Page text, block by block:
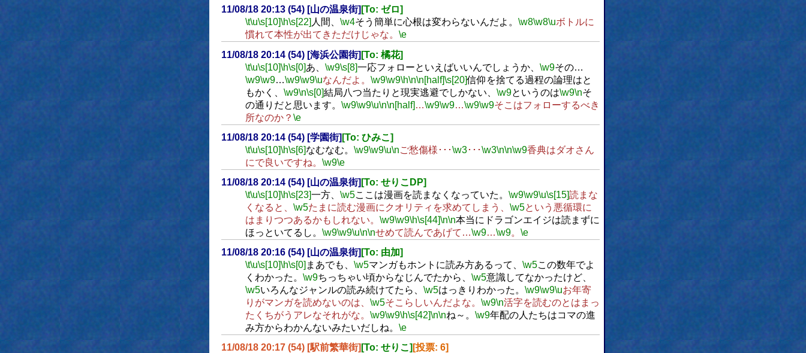
11/08/18 20:13 (54) [山の温泉街] [To: ゼロ]
\t\u\s[10] \h\s[22] 人間、 \w4そう簡単に心根は変わらないんだよ。 \w8\w8\uボトルに
慣れて本性が出てきただけじゃな。 \e
11/08/18 20:14 (54) [海浜公園街] [To: 橘花]
\t\u\s[10]\h\s[0]あ、 \w9\s[8]一応フォローといえばいいんでしょうか、 \w9その…
\w9\w9…\w9\w9\uなんだよ。 \w9\w9\h\n\n[half]\s[20]信仰を捨てる過程の論理はと
もかく、 \w9\n\s[0]結局八つ当たりと現実逃避でしかない、 \w9というのは\w9\nそ
の通りだと思います。 \w9\w9\u\n\n[half] …\w9\w9…\w9\w9そこはフォローするべき
所なのか？ \e
11/08/18 20:14 (54) [学園街] [To: ひみこ]
\t\u\s[10]\h\s[6]なむなむ。 \w9\w9\u\nご愁傷様･･･\w3･･･\w3\n\n\w9香典はダオさん
にで良いですね。 \w9\e
11/08/18 20:14 (54) [山の温泉街] [To: せりこDP]
\t\u\s[10]\h\s[23]一方、 \w5ここは漫画を読まなくなっていた。 \w9\w9\u\s[15]読まな
くなると、 \w5たまに読む漫画にクオリティを求めてしまう、 \w5という悪循環に
はまりつつあるかもしれない。 \w9\w9\h\s[44]\n\n本当にドラゴンエイジは読まずに
ほっといてるし。 \w9\w9\u\n\nせめて読んであげて…\w9…\w9。 \e
11/08/18 20:16 (54) [山の温泉街] [To: 由加]
\t\u\s[10]\h\s[0] まあでも、 \w5マンガもホントに読み方あるって、 \w5この数年でよ
くわかった。 \w9ちっちゃい頃からなじんでたから、 \w5意識してなかったけど、
\w5いろんなジャンルの読み続けてたら、 \w5はっきりわかった。 \w9\w9\uお年寄
りがマンガを読めないのは、 \w5そこらしいんだよな。 \w9\n活字を読むのとはまっ
たくちがうアレなそれがな。 \w9\w9\h\s[42]\n\nね～。 \w9年配の人たちはコマの進
み方からわかんないみたいだしね。 \e
11/08/18 20:17 (54) [駅前繁華街] [To: せりこ] [投票: 6]